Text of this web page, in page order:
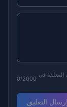
المعلقة في
0/2000
إرسال التعليق